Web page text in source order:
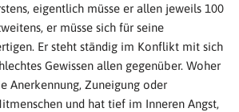
eigentlich müsse er allen jeweils 100
er müsse sich für seine
Er steht ständig im Konflikt mit sich
Gewissen allen gegenüber. Woher
Anerkennung, Zuneigung oder
und hat tief im Inneren Angst,